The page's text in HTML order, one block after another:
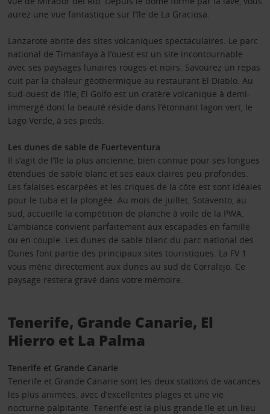
aurez une vue fantastique sur l’île de La Graciosa.
Lanzarote abrite des sites volcaniques spectaculaires. Le parc
national de Timanfaya à l’ouest est un site incontournable
avec ses paysages lunaires rouges et noirs. Savourez un repas
cuit par la chaleur géothermique au restaurant El Diablo. Au
sud-ouest de l’île, El Golfo est un cratère volcanique à demi-
immergé dont la beauté réside dans l’étonnant lagon vert, le
Lago Verde, à ses pieds.
Les dunes de sable de Fuerteventura
Il s’agit de l’île la plus ancienne, bien connue pour ses longues
étendues de sable blanc et ses eaux claires peu profondes.
Les falaises escarpées et les criques de la côte est sont idéales
pour le tuba et la plongée. Au mois de juillet, Sotavento, au
sud, accueille la compétition de planche à voile de la PWA.
L’ambiance convient parfaitement aux escapades en famille
ou en couple. Les dunes de sable blanc du parc national des
Dunes font partie des principaux sites touristiques. La FV 1
vous mène directement aux dunes au sud de Corralejo. Ce
paysage restera gravé dans votre mémoire.
Tenerife, Grande Canarie, El
Hierro et La Palma
Tenerife et Grande Canarie
Tenerife et Grande Canarie sont les deux stations de vacances
les plus animées, avec d’excellentes plages et une vie
nocturne palpitante. Tenerife est la plus grande île et un lieu